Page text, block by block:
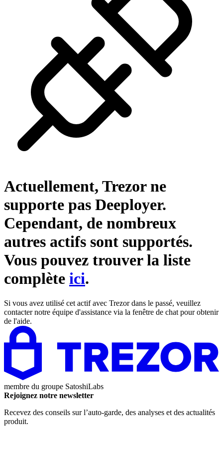
Actuellement, Trezor ne
supporte pas Deeployer.
Cependant, de nombreux
autres actifs sont supportés.
Vous pouvez trouver la liste
complète ici.
Si vous avez utilisé cet actif avec Trezor dans le passé, veuillez
contacter notre équipe d'assistance via la fenêtre de chat pour obtenir
de l'aide.
membre du groupe SatoshiLabs
Rejoignez notre newsletter
Recevez des conseils sur l’auto-garde, des analyses et des actualités
produit.